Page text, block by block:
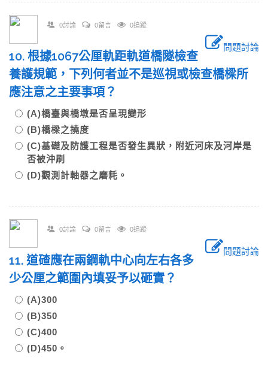
0討論 0留言 0追蹤
問題討論
10. 根據1067公厘軌距軌道橋隧檢查
養護規範，下列何者並不是巡視或檢查橋樑所
應注意之主要事項？
(A)橋臺與橋墩是否呈現變形
(B)橋樑之撓度
(C)基礎及防護工程是否發生異狀，附近河床及河岸是
否被沖刷
(D)觀測計軸器之磨耗。
0討論 0留言 0追蹤
問題討論
11. 道碴應在兩鋼軌中心向左右各多
少公厘之範圍內填妥予以砸實？
(A)300
(B)350
(C)400
(D)450。